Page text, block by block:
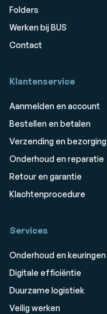
Folders
Werken bij BUS
Contact
Klantenservice
Aanmelden en account
Bestellen en betalen
Verzending en bezorging
Onderhoud en reparatie
Retour en garantie
Klachtenprocedure
Services
Onderhoud en keuringen
Digitale efficiëntie
Duurzame logistiek
Veilig werken